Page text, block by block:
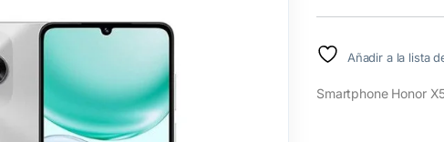
Añadir a la lista
Smartphone Honor